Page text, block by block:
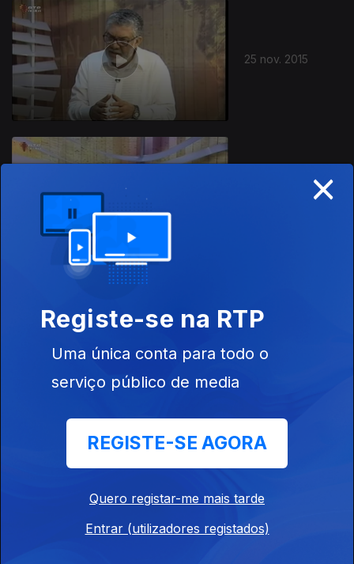
25 nov. 2015
04 nov. 2015
×
Registe-se na RTP
Uma única conta para todo o
serviço público de media
REGISTE-SE AGORA
Quero registar-me mais tarde
Entrar (utilizadores registados)